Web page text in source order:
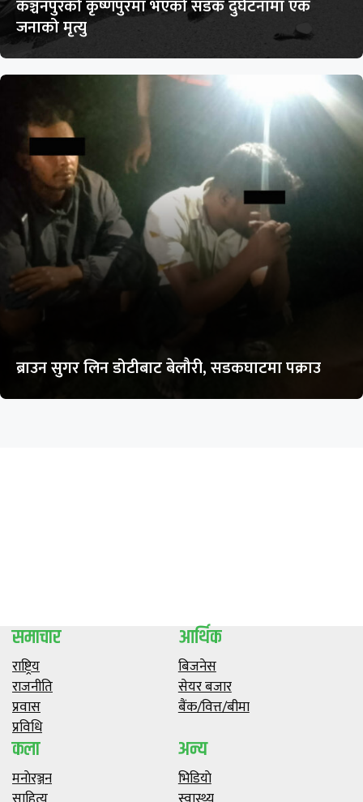
कञ्चनपुरको कृष्णपुरमा भएको सडक दुर्घटनामा एक
जनाको मृत्यु
ब्राउन सुगर लिन डोटीबाट बेलौरी, सडकघाटमा पक्राउ
समाचार
राष्ट्रिय
राजनीति
प्रवास
प्रविधि
आर्थिक
बिजनेस
सेयर बजार
बैंक/वित्त/बीमा
कला
मनाेरञ्जन
अन्य
भिडियाे